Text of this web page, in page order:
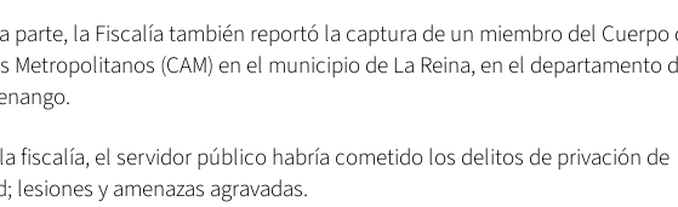
parte, la Fiscalía también reportó la captura de un miembro del Cuerpo
Metropolitanos (CAM) en el municipio de La Reina, en el departamento
fiscalía, el servidor público habría cometido los delitos de privación de
lesiones y amenazas agravadas.